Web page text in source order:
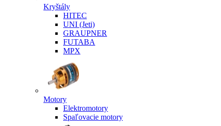
Kryštály
HITEC
UNI (Jeti)
GRAUPNER
FUTABA
MPX
Motory
Elektromotory
Spaľovacie motory